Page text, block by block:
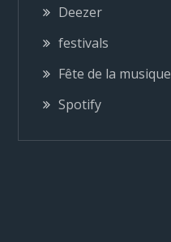
o
n
d
e
Deezer
festivals
Fête de la musique
Spotify